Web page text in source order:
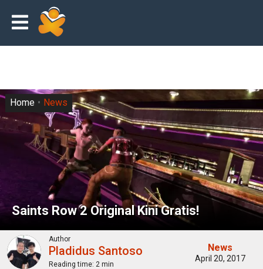
Saints Row 2 Original Kini Gratis!
Home News
Author
Pladidus Santoso
Reading time: 2 min
News
April 20, 2017